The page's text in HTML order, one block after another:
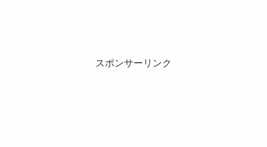
スポンサーリンク